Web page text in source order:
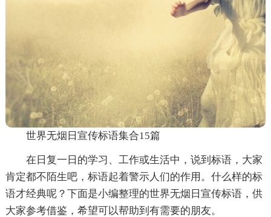
世界无烟日宣传标语集合15篇
在日复一日的学习、工作或生活中，说到标语，大家
肯定都不陌生吧，标语起着警示人们的作用。什么样的标
语才经典呢？下面是小编整理的世界无烟日宣传标语，供
大家参考借鉴，希望可以帮助到有需要的朋友。